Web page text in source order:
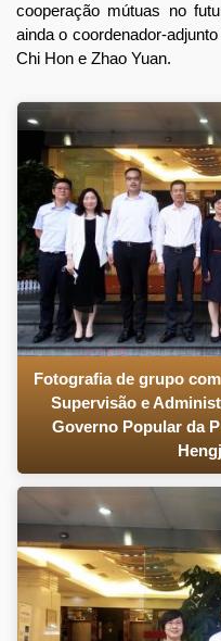
cooperação mútuas no
ainda o coordenador-
Chi Hon e Zhao Yuan.
Fotografia de grupo
Supervisão e
Governo Popular da